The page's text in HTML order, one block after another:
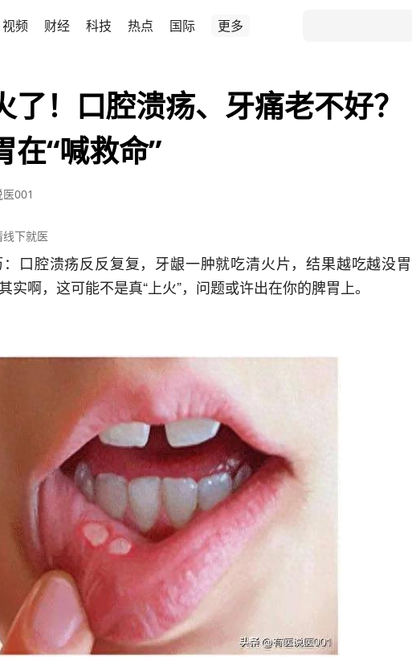
视频 财经 科技 热点 国际 更多
了！口腔溃疡、牙痛老不好？
在“喊救命”
001
下就医
口腔溃疡反反复复，牙龈一肿就吃清火片，结果越吃越没胃
实啊，这可能不是真“上火”，问题或许出在你的脾胃上。